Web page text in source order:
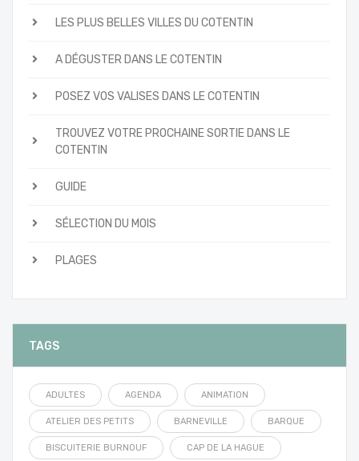
LES PLUS BELLES VILLES DU COTENTIN
A DÉGUSTER DANS LE COTENTIN
POSEZ VOS VALISES DANS LE COTENTIN
TROUVEZ VOTRE PROCHAINE SORTIE DANS LE
COTENTIN
GUIDE
SÉLECTION DU MOIS
PLAGES
TAGS
ADULTES AGENDA ANIMATION
ATELIER DES PETITS BARNEVILLE BARQUE
BISCUITERIE BURNOUF CAP DE LA HAGUE